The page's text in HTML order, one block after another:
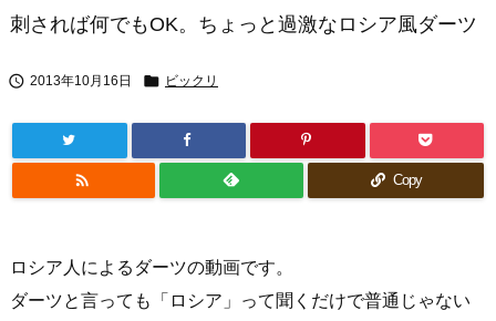
刺されば何でもOK。ちょっと過激なロシア風ダーツ
 2013年10月16日  ビックリ
 Copy
ロシア人によるダーツの動画です。
ダーツと言っても「ロシア」って聞くだけで普通じゃない